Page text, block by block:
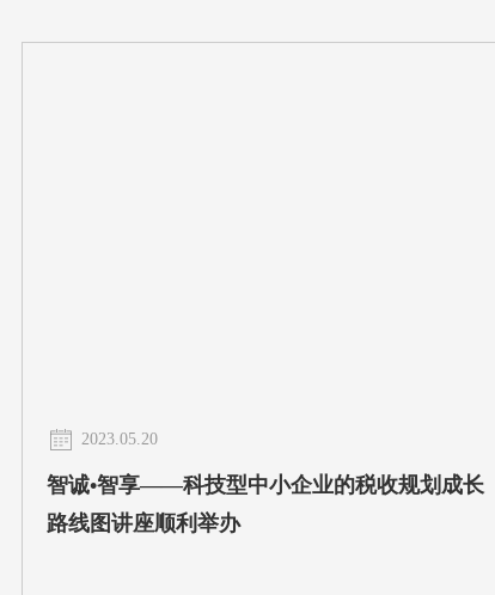
2023.05.20
智诚•智享——科技型中小企业的税收规划成长
路线图讲座顺利举办